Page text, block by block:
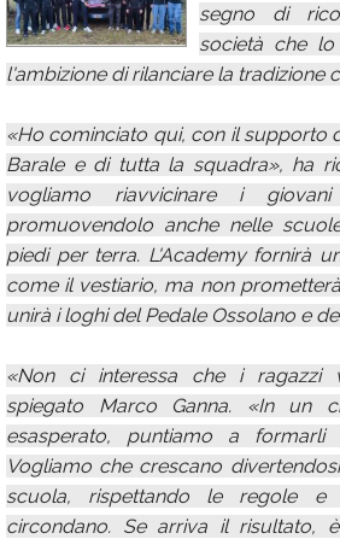
Calendario
Annunci
segno di
società che
l'ambizione di rilanciare la tradizione
«Ho cominciato qui, con il supporto
Barale e di tutta la squadra», ha
vogliamo riavvicinare i
promuovendolo anche nelle
piedi per terra. L'Academy fornirà
come il vestiario, ma non
unirà i loghi del Pedale Ossolano e
«Non ci interessa che i ragazzi
spiegato Marco Ganna. «In un
esasperato, puntiamo a
Vogliamo che crescano
scuola, rispettando le regole
circondano. Se arriva il risultato,